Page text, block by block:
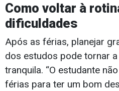
Como voltar à
dificuldades
Após as férias, planejar
dos estudos pode tornar
tranquila. “O estudante
férias para ter um bom